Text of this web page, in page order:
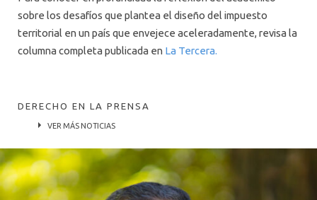
sobre los desafíos que plantea el diseño del impuesto
territorial en un país que envejece aceleradamente, revisa la
columna completa publicada en La Tercera.
DERECHO EN LA PRENSA
VER MÁS NOTICIAS